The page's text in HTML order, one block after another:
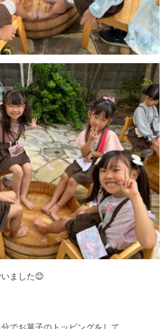
ました😊
でお菓子のトッピングをして